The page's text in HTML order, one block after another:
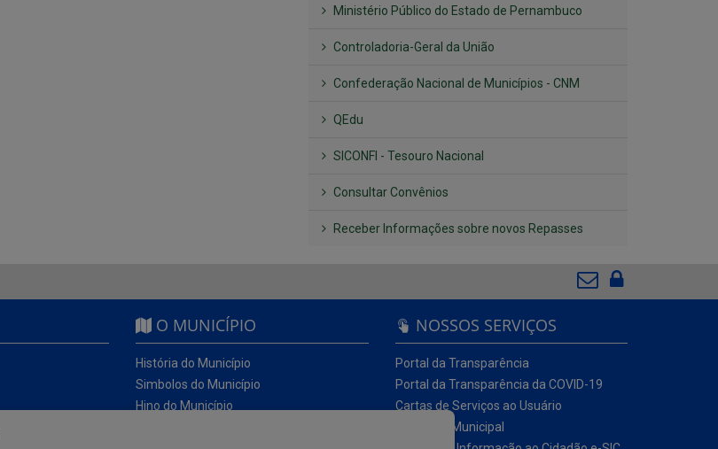
Ministério Público do Estado de Pernambuco
Controladoria-Geral da União
Confederação Nacional de Municípios - CNM
QEdu
SICONFI - Tesouro Nacional
Consultar Convênios
Receber Informações sobre novos Repasses
O MUNICÍPIO
História do Município
Simbolos do Município
Hino do Município
NOSSOS SERVIÇOS
Portal da Transparência
Portal da Transparência da COVID-19
Cartas de Serviços ao Usuário
Ouvidoria Municipal